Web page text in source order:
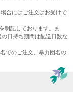
合にはご注文はお受けで
明記しております。ま
日持ち期間は配送日数な
でのご注文、暴力団名の